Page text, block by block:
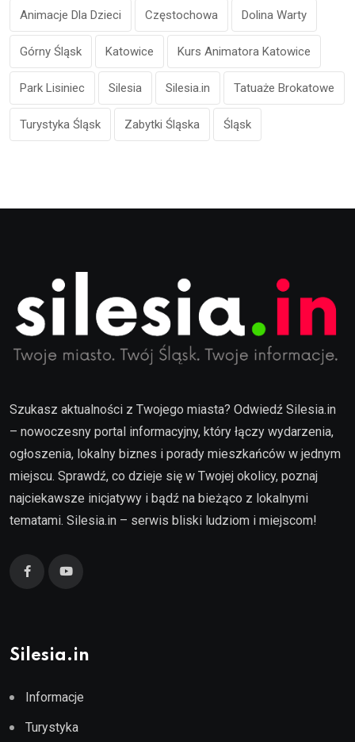
Animacje Dla Dzieci Częstochowa Dolina Warty
Górny Śląsk Katowice Kurs Animatora Katowice
Park Lisiniec Silesia Silesia.in Tatuaże Brokatowe
Turystyka Śląsk Zabytki Śląska Śląsk
Szukasz aktualności z Twojego miasta? Odwiedź Silesia.in
– nowoczesny portal informacyjny, który łączy wydarzenia,
ogłoszenia, lokalny biznes i porady mieszkańców w jednym
miejscu. Sprawdź, co dzieje się w Twojej okolicy, poznaj
najciekawsze inicjatywy i bądź na bieżąco z lokalnymi
tematami. Silesia.in – serwis bliski ludziom i miejscom!
Silesia.in
Informacje
Turystyka